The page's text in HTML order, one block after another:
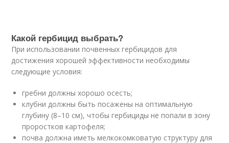
Какой гербицид выбрать?
При использовании почвенных гербицидов для
достижения хорошей эффективности необходимы
следующие условия:
гребни должны хорошо осесть;
клубни должны быть посажены на оптимальную
глубину (8–10 см), чтобы гербициды не попали в зону
проростков картофеля;
почва должна иметь мелкокомковатую структуру для